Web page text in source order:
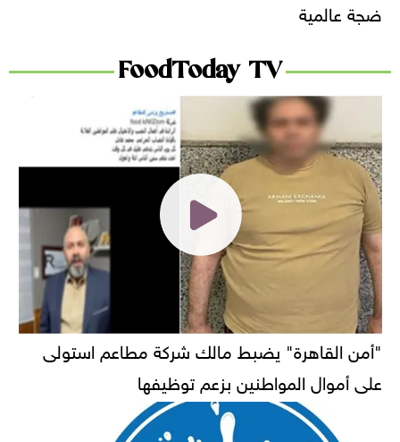
ضجة عالمية
FoodToday TV
"أمن القاهرة" يضبط مالك شركة مطاعم استولى
على أموال المواطنين بزعم توظيفها